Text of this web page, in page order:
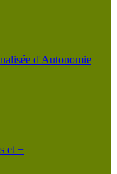
d'Autonomie
et +